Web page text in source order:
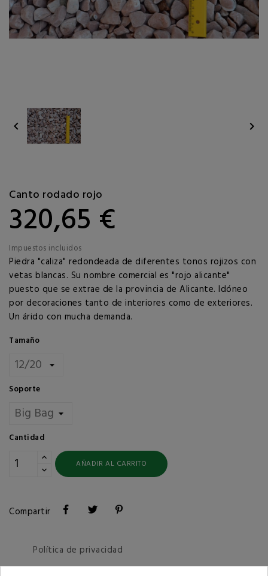
 
Canto rodado rojo
320,65 €
Impuestos incluidos
Piedra "caliza" redondeada de diferentes tonos rojizos con
vetas blancas. Su nombre comercial es "rojo alicante"
puesto que se extrae de la provincia de Alicante. Idóneo
por decoraciones tanto de interiores como de exteriores.
Un árido con mucha demanda.
Tamaño
Soporte
Cantidad
AÑADIR AL CARRITO
Compartir
Política de privacidad